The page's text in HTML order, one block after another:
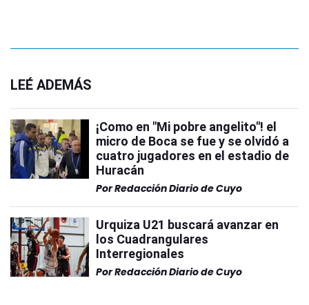
LEÉ ADEMÁS
¡Como en "Mi pobre angelito"! el
micro de Boca se fue y se olvidó a
cuatro jugadores en el estadio de
Huracán
PorRedacción Diario de Cuyo
Urquiza U21 buscará avanzar en
los Cuadrangulares
Interregionales
PorRedacción Diario de Cuyo